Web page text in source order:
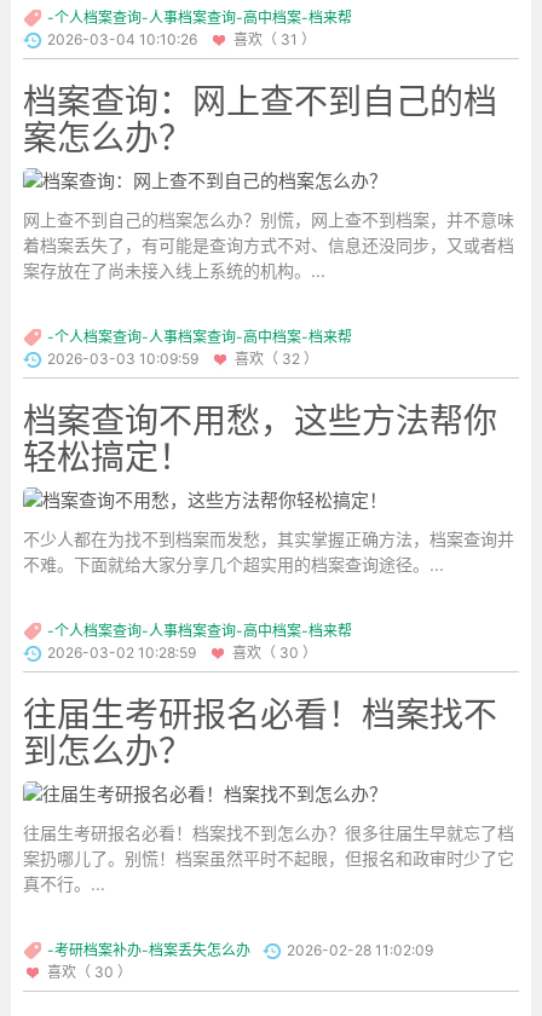
-个人档案查询-人事档案查询-高中档案-档来帮
2026-03-04 10:10:26
喜欢（ 31 ）
档案查询：网上查不到自己的档
案怎么办？
网上查不到自己的档案怎么办？别慌，网上查不到档案，并不意味
着档案丢失了，有可能是查询方式不对、信息还没同步，又或者档
案存放在了尚未接入线上系统的机构。...
-个人档案查询-人事档案查询-高中档案-档来帮
2026-03-03 10:09:59
喜欢（ 32 ）
档案查询不用愁，这些方法帮你
轻松搞定！
不少人都在为找不到档案而发愁，其实掌握正确方法，档案查询并
不难。下面就给大家分享几个超实用的档案查询途径。...
-个人档案查询-人事档案查询-高中档案-档来帮
2026-03-02 10:28:59
喜欢（ 30 ）
往届生考研报名必看！档案找不
到怎么办？
往届生考研报名必看！档案找不到怎么办？很多往届生早就忘了档
案扔哪儿了。别慌！档案虽然平时不起眼，但报名和政审时少了它
真不行。...
-考研档案补办-档案丢失怎么办
2026-02-28 11:02:09
喜欢（ 30 ）